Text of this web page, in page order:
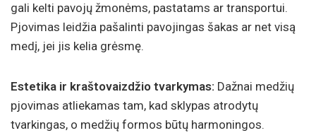
gali kelti pavojų žmonėms, pastatams ar transportui.
Pjovimas leidžia pašalinti pavojingas šakas ar net visą
medį, jei jis kelia grėsmę.
Estetika ir kraštovaizdžio tvarkymas: Dažnai medžių
pjovimas atliekamas tam, kad sklypas atrodytų
tvarkingas, o medžių formos būtų harmoningos.